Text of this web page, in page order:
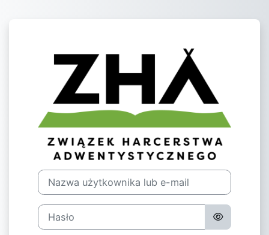
Zaloguj do
Nazwa użytkownika lub e-mail
Hasło